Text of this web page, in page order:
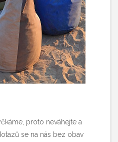
proto neváhejte a
se na nás bez obav